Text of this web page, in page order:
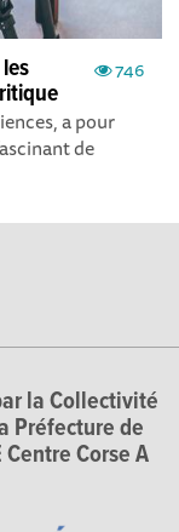
746
a pour
de
la Collectivité
Préfecture de
Corse A